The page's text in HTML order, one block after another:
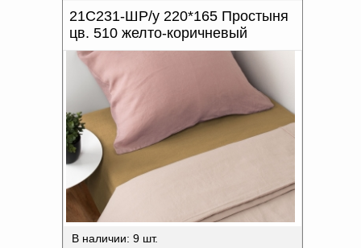
21С231-ШР/у 220*165 Простыня
цв. 510 желто-коричневый
В наличии: 9 шт.